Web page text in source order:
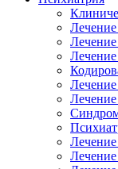
Лечение
Лечение
Лечение
Лечение
Лечение